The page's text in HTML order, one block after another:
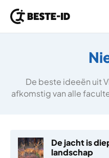
De beste ideeën uit
afkomstig van alle
De jacht is
landschap